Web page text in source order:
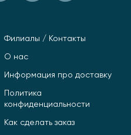
Филиалы / Контакты
О нас
Информация про доставку
Политика
конфиденциальности
Как сделать заказ